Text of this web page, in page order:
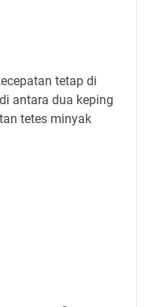
tetap di
antara dua keping
tetes minyak